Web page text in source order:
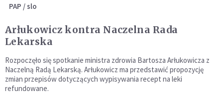
PAP / slo
Arłukowicz kontra Naczelna Rada
Lekarska
Rozpoczęło się spotkanie ministra zdrowia Bartosza Arłukowicza z
Naczelną Radą Lekarską. Arłukowicz ma przedstawić propozycję
zmian przepisów dotyczących wypisywania recept na leki
refundowane.